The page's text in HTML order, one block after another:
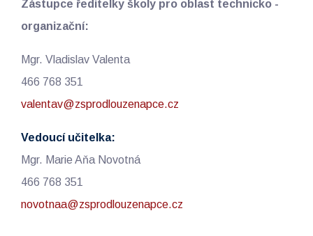
Zástupce ředitelky školy pro oblast technicko -
organizační:
Mgr. Vladislav Valenta
466 768 351
valentav@zsprodlouzenapce.cz
Vedoucí učitelka:
Mgr. Marie Aňa Novotná
466 768 351
novotnaa@zsprodlouzenapce.cz